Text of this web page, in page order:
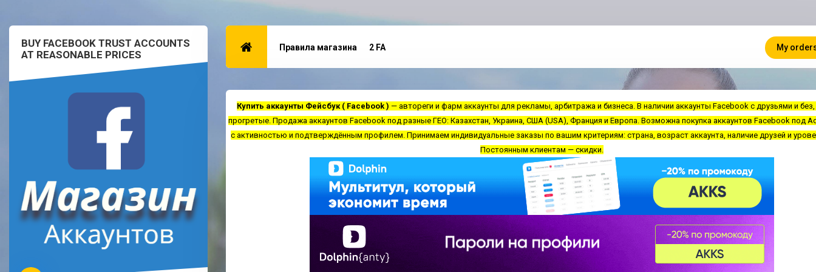
BUY FACEBOOK TRUST ACCOUNTS
AT REASONABLE PRICES
Правила магазина 2 FA My
Купить аккаунты Фейсбук ( Facebook ) — автореги и фарм аккаунты для рекламы, арбитража и бизнеса. В наличии аккаунты Facebook с друзьями и
прогретые. Продажа аккаунтов Facebook под разные ГЕО: Казахстан, Украина, США (USA), Франция и Европа. Возможна покупка аккаунтов Facebook под
с активностью и подтверждённым профилем. Принимаем индивидуальные заказы по вашим критериям: страна, возраст аккаунта, наличие друзей и
Постоянным клиентам — скидки.